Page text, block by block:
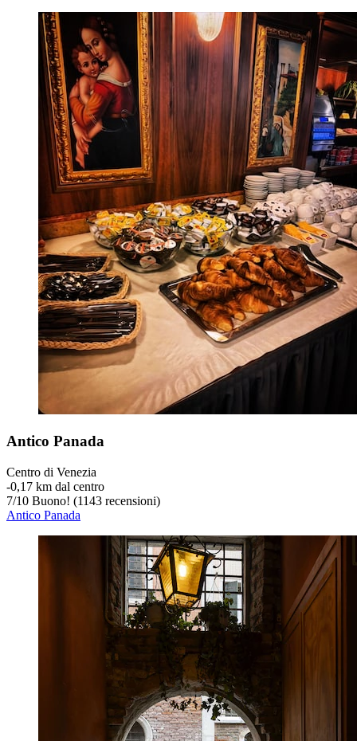
Antico Panada
Centro di Venezia
‐0,17 km dal centro
7/10 Buono! (1143 recensioni)
Antico Panada